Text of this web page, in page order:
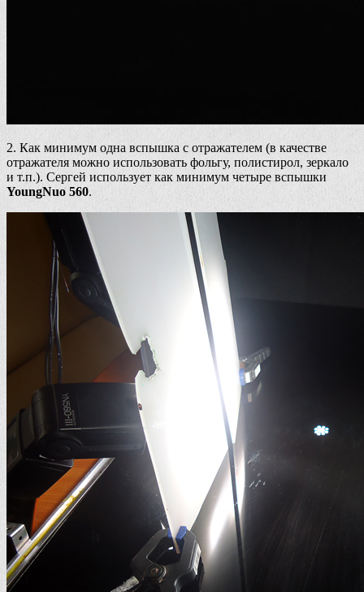
2. Как минимум одна вспышка с отражателем (в качестве
отражателя можно использовать фольгу, полистирол, зеркало
и т.п.). Сергей использует как минимум четыре вспышки
YoungNuo 560.